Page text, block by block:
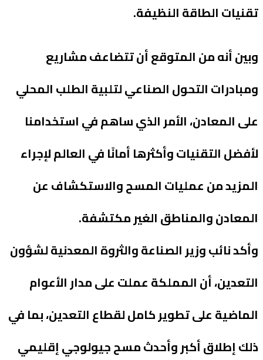
تقنيات الطاقة النظيفة.
وبين أنه من المتوقع أن تتضاعف مشاريع
ومبادرات التحول الصناعي لتلبية الطلب المحلي
على المعادن، الأمر الذي ساهم في استخدامنا
لأفضل التقنيات وأكثرها أمانًا في العالم لإجراء
المزيد من عمليات المسح والاستكشاف عن
المعادن والمناطق الغير مكتشفة.
وأكد نائب وزير الصناعة والثروة المعدنية لشؤون
التعدين، أن المملكة عملت على مدار الأعوام
الماضية على تطوير كامل لقطاع التعدين، بما في
ذلك إطلاق أكبر وأحدث مسح جيولوجي إقليمي